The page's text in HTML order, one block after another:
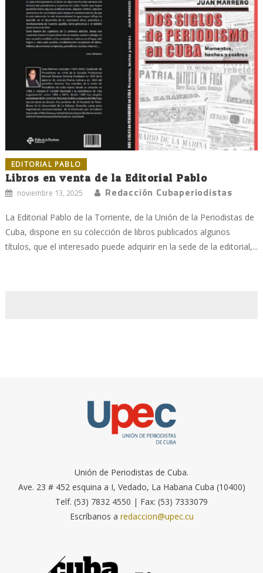
EDITORIAL PABLO
Libros en venta de la Editorial Pablo
noviembre 13, 2025 Redacción Cubaperiodistas
La Editorial Pablo de la Torriente, de la Unión de la Periodistas de
Cuba, dispone en su colección de libros publicados algunos
títulos, que el interesado puede adquirir en la sede de la editorial,...
Unión de Periodistas de Cuba.
Ave. 23 # 452 esquina a I, Vedado, La Habana Cuba (10400)
Telf. (53) 7832 4550 | Fax: (53) 7333079
Escríbanos a redaccion@upec.cu